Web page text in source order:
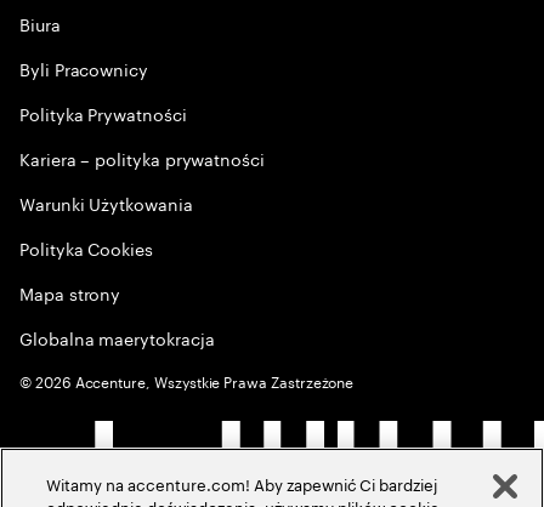
Biura
Byli Pracownicy
Polityka Prywatności
Kariera – polityka prywatności
Warunki Użytkowania
Polityka Cookies
Mapa strony
Globalna maerytokracja
©2026 Accenture, Wszystkie Prawa Zastrzeżone
Witamy na accenture.com! Aby zapewnić Ci bardziej